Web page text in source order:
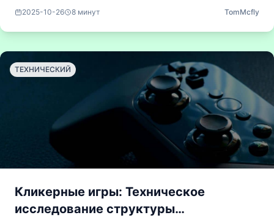
математической изящности инкрементальных систем и
их поразительному сходству с теориями сложности,
2025-10-26 8 минут TomMcfly
ТЕХНИЧЕСКИЙ
Кликерные игры: Техническое
исследование структуры